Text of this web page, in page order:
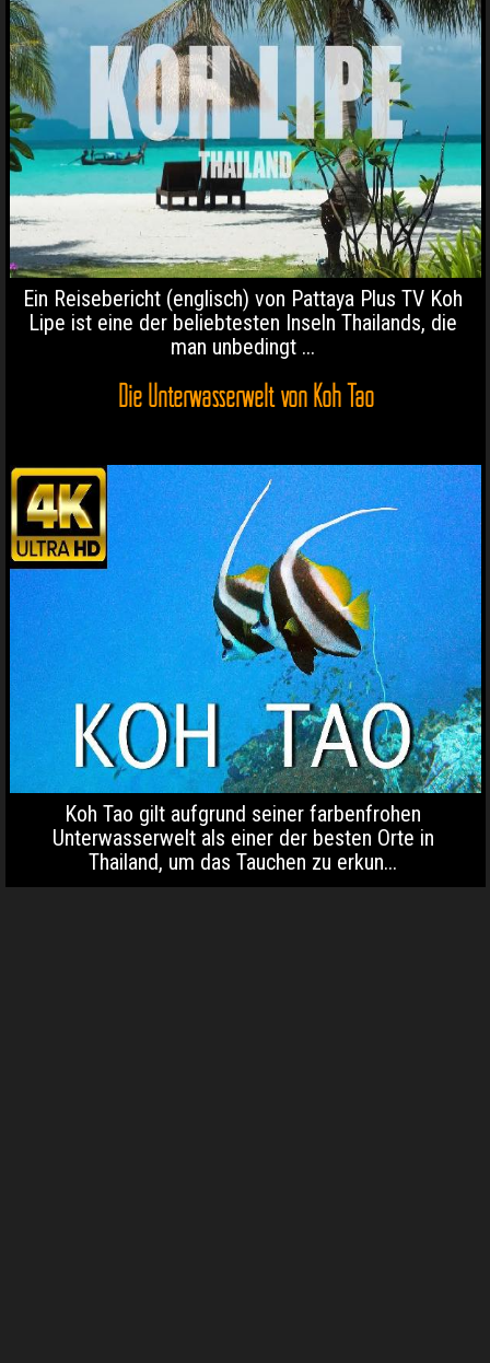
Ein Reisebericht (englisch) von Pattaya Plus TV Koh
Lipe ist eine der beliebtesten Inseln Thailands, die
man unbedingt ...
Die Unterwasserwelt von Koh Tao
Koh Tao gilt aufgrund seiner farbenfrohen
Unterwasserwelt als einer der besten Orte in
Thailand, um das Tauchen zu erkun...